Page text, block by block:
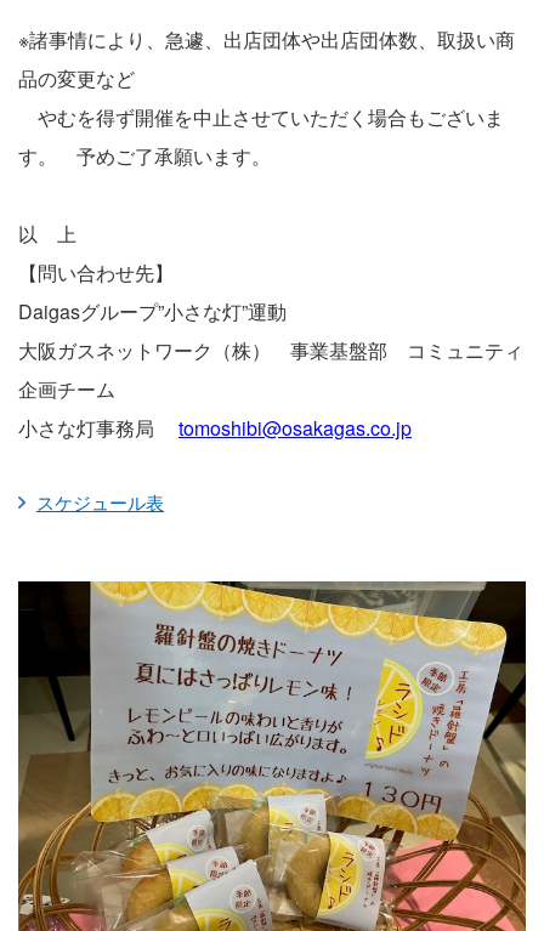
※諸事情により、急遽、出店団体や出店団体数、取扱い商
品の変更など
やむを得ず開催を中止させていただく場合もございま
す。
予めご了承願います。
以 上
【問い合わせ先】
Daigasグループ”小さな灯”運動
大阪ガスネットワーク（株） 事業基盤部 コミュニティ
企画チーム
小さな灯事務局 tomoshibi@osakagas.co.jp
スケジュール表